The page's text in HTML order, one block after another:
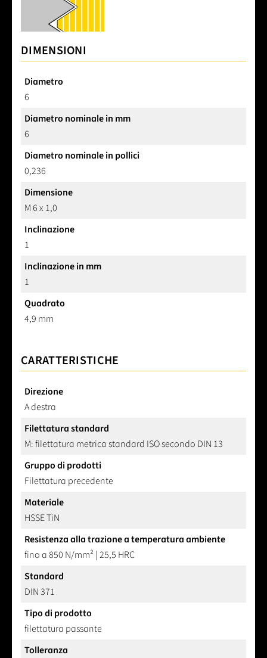
DIMENSIONI
Diametro
6
Diametro nominale in mm
6
Diametro nominale in pollici
0,236
Dimensione
M 6 x 1,0
Inclinazione
1
Inclinazione in mm
1
Quadrato
4,9 mm
CARATTERISTICHE
Direzione
A destra
Filettatura standard
M: filettatura metrica standard ISO secondo DIN 13
Gruppo di prodotti
Filettatura precedente
Materiale
HSSE TiN
Resistenza alla trazione a temperatura ambiente
fino a 850 N/mm² | 25,5 HRC
Standard
DIN 371
Tipo di prodotto
filettatura passante
Tolleranza